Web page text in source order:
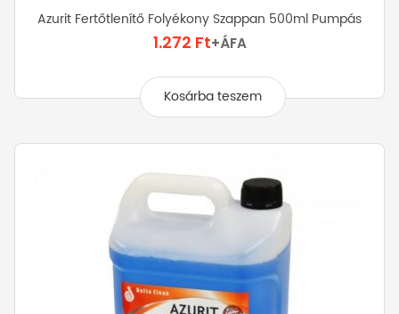
Azurit Fertőtlenítő Folyékony Szappan 500ml Pumpás
1.272 Ft+ÁFA
Kosárba teszem